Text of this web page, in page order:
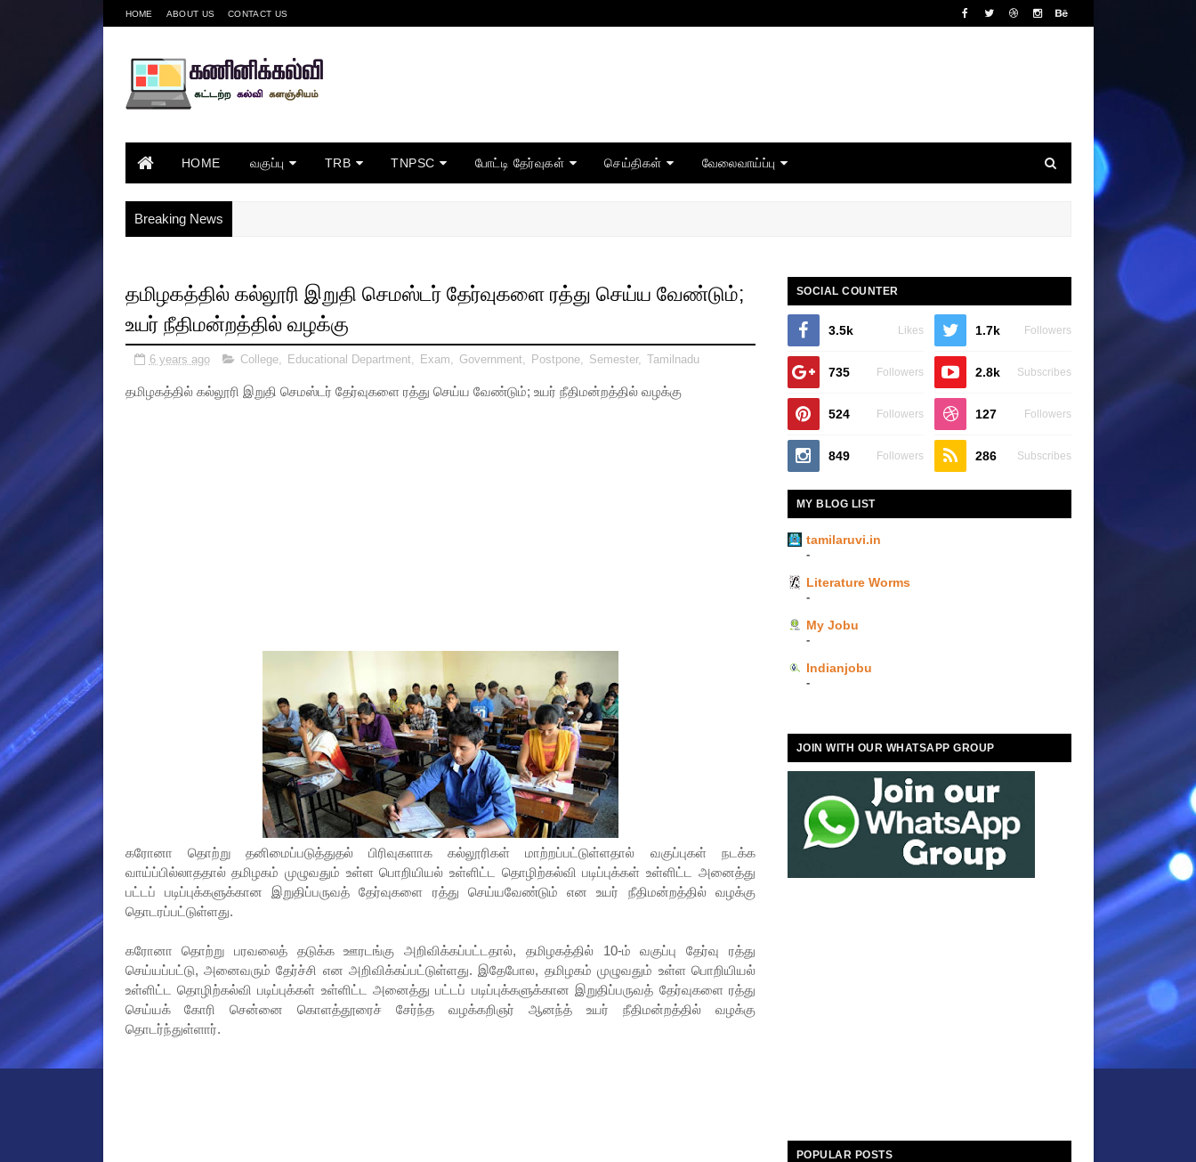
HOME ABOUT US CONTACT US
HOME வகுப்பு TRB TNPSC போட்டி தேர்வுகள் செய்திகள் வேலைவாய்ப்பு
Breaking News
தமிழகத்தில் கல்லூரி இறுதி செமஸ்டர் தேர்வுகளை ரத்து செய்ய வேண்டும்;
உயர் நீதிமன்றத்தில் வழக்கு
6 years ago College, Educational Department, Exam, Government, Postpone, Semester, Tamilnadu
தமிழகத்தில் கல்லூரி இறுதி செமஸ்டர் தேர்வுகளை ரத்து செய்ய வேண்டும்; உயர் நீதிமன்றத்தில் வழக்கு
கரோனா தொற்று தனிமைப்படுத்துதல் பிரிவுகளாக கல்லூரிகள் மாற்றப்பட்டுள்ளதால் வகுப்புகள் நடக்க
வாய்ப்பில்லாததால் தமிழகம் முழுவதும் உள்ள பொறியியல் உள்ளிட்ட தொழிற்கல்வி படிப்புக்கள் உள்ளிட்ட அனைத்து
பட்டப் படிப்புக்களுக்கான இறுதிப்பருவத் தேர்வுகளை ரத்து செய்யவேண்டும் என உயர் நீதிமன்றத்தில் வழக்கு
தொடரப்பட்டுள்ளது.
கரோனா தொற்று பரவலைத் தடுக்க ஊரடங்கு அறிவிக்கப்பட்டதால், தமிழகத்தில் 10-ம் வகுப்பு தேர்வு ரத்து
செய்யப்பட்டு, அனைவரும் தேர்ச்சி என அறிவிக்கப்பட்டுள்ளது. இதேபோல, தமிழகம் முழுவதும் உள்ள பொறியியல்
உள்ளிட்ட தொழிற்கல்வி படிப்புக்கள் உள்ளிட்ட அனைத்து பட்டப் படிப்புக்களுக்கான இறுதிப்பருவத் தேர்வுகளை ரத்து
செய்யக் கோரி சென்னை கொளத்தூரைச் சேர்ந்த வழக்கறிஞர் ஆனந்த் உயர் நீதிமன்றத்தில் வழக்கு
தொடர்ந்துள்ளார்.
SOCIAL COUNTER
3.5k Likes 1.7k Followers
735 Followers 2.8k Subscribes
524 Followers 127 Followers
849 Followers 286 Subscribes
MY BLOG LIST
tamilaruvi.in
-
Literature Worms
-
My Jobu
-
Indianjobu
-
JOIN WITH OUR WHATSAPP GROUP
POPULAR POSTS